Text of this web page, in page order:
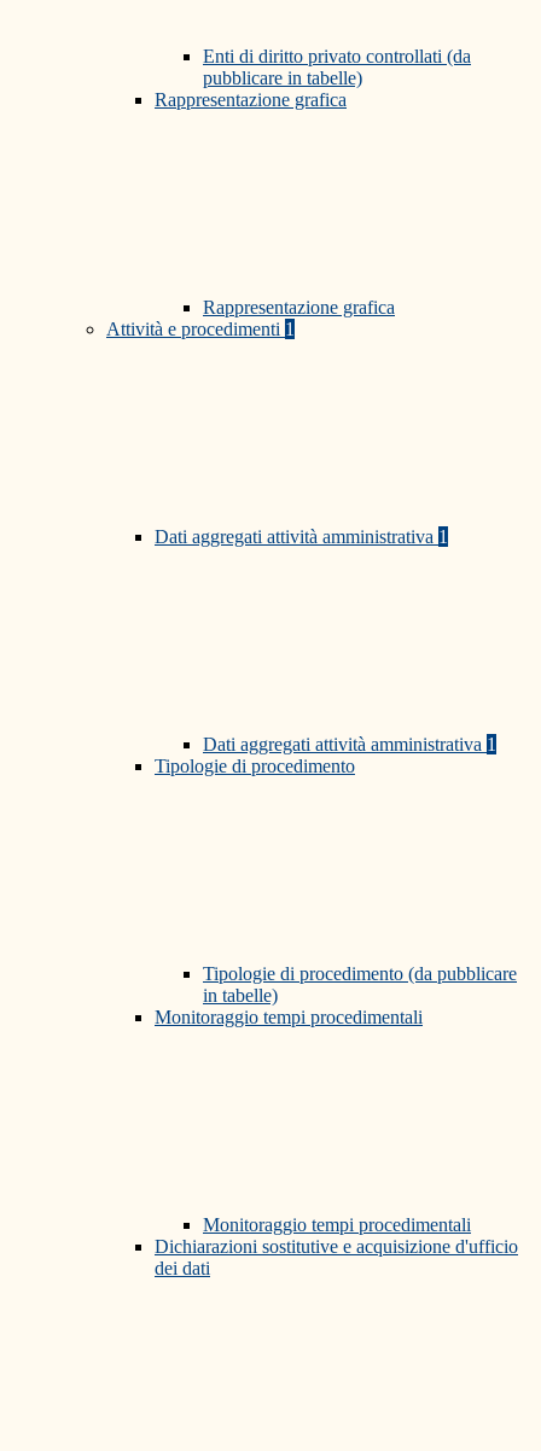
Enti di diritto privato controllati (da
pubblicare in tabelle)
Rappresentazione grafica
Rappresentazione grafica
Attività e procedimenti 1
Dati aggregati attività amministrativa 1
Dati aggregati attività amministrativa 1
Tipologie di procedimento
Tipologie di procedimento (da pubblicare
in tabelle)
Monitoraggio tempi procedimentali
Monitoraggio tempi procedimentali
Dichiarazioni sostitutive e acquisizione d'ufficio
dei dati